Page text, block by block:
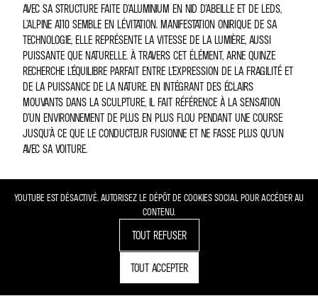
AVEC SA STRUCTURE FAITE D’ALUMINIUM EN NID D’ABEILLE ET DE LEDS,
L’ALPINE A110 SEMBLE EN LÉVITATION. MANIFESTATION ONIRIQUE DE SA
TECHNOLOGIE, ELLE REPRÉSENTE LA VITESSE DE LA LUMIÈRE, AUSSI
PUISSANTE QUE NATURELLE. À TRAVERS CET ÉLÉMENT, ARNE QUINZE
RECHERCHE L’ÉQUILIBRE PARFAIT ENTRE L’EXPRESSION DE LA FRAGILITÉ ET
DE LA PUISSANCE DE LA NATURE. EN INTÉGRANT DES ÉCLAIRS
MOUVANTS DANS LA SCULPTURE, IL FAIT RÉFÉRENCE À LA SENSATION
D’UN ENVIRONNEMENT DE PLUS EN PLUS FLOU PENDANT UNE COURSE
JUSQU’À CE QUE LE CONDUCTEUR FUSIONNE ET NE FASSE PLUS QU’UN
AVEC SA VOITURE.
YOUTUBE EST DÉSACTIVÉ. AUTORISEZ LE DÉPÔT DE COOKIES SOCIAL POUR ACCÉDER AU
CONTENU.
TOUT REFUSER
TOUT ACCEPTER